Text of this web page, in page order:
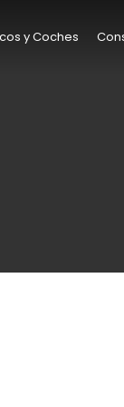
y Coches